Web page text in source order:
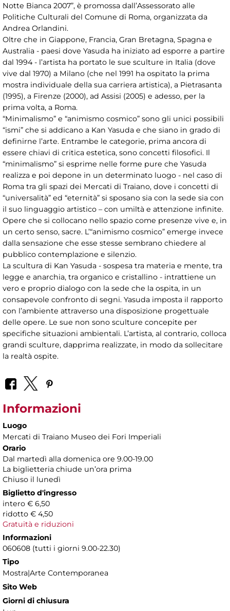
Notte Bianca 2007”, è promossa dall’Assessorato alle
Politiche Culturali del Comune di Roma, organizzata da
Andrea Orlandini.
Oltre che in Giappone, Francia, Gran Bretagna, Spagna e
Australia - paesi dove Yasuda ha iniziato ad esporre a partire
dal 1994 - l’artista ha portato le sue sculture in Italia (dove
vive dal 1970) a Milano (che nel 1991 ha ospitato la prima
mostra individuale della sua carriera artistica), a Pietrasanta
(1995), a Firenze (2000), ad Assisi (2005) e adesso, per la
prima volta, a Roma.
“Minimalismo” e “animismo cosmico” sono gli unici possibili
“ismi” che si addicano a Kan Yasuda e che siano in grado di
definirne l’arte. Entrambe le categorie, prima ancora di
essere chiavi di critica estetica, sono concetti filosofici. Il
“minimalismo” si esprime nelle forme pure che Yasuda
realizza e poi depone in un determinato luogo - nel caso di
Roma tra gli spazi dei Mercati di Traiano, dove i concetti di
“universalità” ed “eternità” si sposano sia con la sede sia con
il suo linguaggio artistico – con umiltà e attenzione infinite.
Opere che si collocano nello spazio come presenze vive e, in
un certo senso, sacre. L’“animismo cosmico” emerge invece
dalla sensazione che esse stesse sembrano chiedere al
pubblico contemplazione e silenzio.
La scultura di Kan Yasuda - sospesa tra materia e mente, tra
legge e anarchia, tra organico e cristallino - intrattiene un
vero e proprio dialogo con la sede che la ospita, in un
consapevole confronto di segni. Yasuda imposta il rapporto
con l’ambiente attraverso una disposizione progettuale
delle opere. Le sue non sono sculture concepite per
specifiche situazioni ambientali. L’artista, al contrario, colloca
grandi sculture, dapprima realizzate, in modo da sollecitare
la realtà ospite.
Informazioni
Luogo
Mercati di Traiano Museo dei Fori Imperiali
Orario
Dal martedì alla domenica ore 9.00-19.00
La biglietteria chiude un’ora prima
Chiuso il lunedì
Biglietto d'ingresso
intero € 6,50
ridotto € 4,50
Gratuità e riduzioni
Informazioni
060608 (tutti i giorni 9.00-22.30)
Tipo
Mostra|Arte Contemporanea
Sito Web
Giorni di chiusura